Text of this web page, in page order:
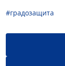
#градозащита